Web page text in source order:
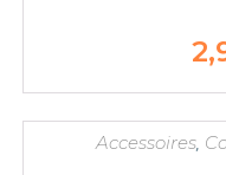
Accessoires